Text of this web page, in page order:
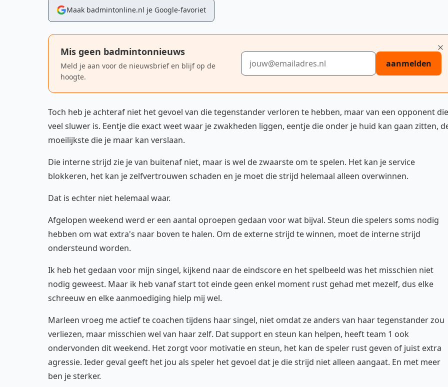
Maak badmintonline.nl je Google-favoriet
Mis geen badmintonnieuws
Meld je aan voor de nieuwsbrief en blijf op de
hoogte.
E-mailadres
aanmelden
Toch heb je achteraf niet het gevoel van die tegenstander verloren te hebben, maar van een opponent die
veel sluwer is. Eentje die exact weet waar je zwakheden liggen, eentje die onder je huid kan gaan zitten,
moeilijkste die je maar kan verslaan.
Die interne strijd zie je van buitenaf niet, maar is wel de zwaarste om te spelen. Het kan je service
blokkeren, het kan je zelfvertrouwen schaden en je moet die strijd helemaal alleen overwinnen.
Dat is echter niet helemaal waar.
Afgelopen weekend werd er een aantal oproepen gedaan voor wat bijval. Steun die spelers soms nodig
hebben om wat extra's naar boven te halen. Om de externe strijd te winnen, moet de interne strijd
ondersteund worden.
Ik heb het gedaan voor mijn singel, kijkend naar de eindscore en het spelbeeld was het misschien niet
nodig geweest. Maar ik heb vanaf start tot einde geen enkel moment rust gehad met mezelf, dus elke
schreeuw en elke aanmoediging hielp mij wel.
Marleen vroeg me actief te coachen tijdens haar singel, niet omdat ze anders van haar tegenstander zou
verliezen, maar misschien wel van haar zelf. Dat support en steun kan helpen, heeft team 1 ook
ondervonden dit weekend. Het zorgt voor motivatie en steun, het kan de speler rust geven of juist extra
agressie. Ieder geval geeft het jou als speler het gevoel dat je die strijd niet alleen aangaat. En met meer
ben je sterker.